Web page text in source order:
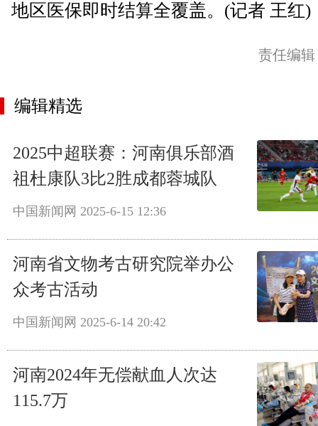
地区医保即时结算全覆盖。(记者 王红)
责任编
编辑精选
2025中超联赛：河南俱乐部酒
祖杜康队3比2胜成都蓉城队
中国新闻网 2025-6-15 12:36
河南省文物考古研究院举办公
众考古活动
中国新闻网 2025-6-14 20:42
河南2024年无偿献血人次达
115.7万